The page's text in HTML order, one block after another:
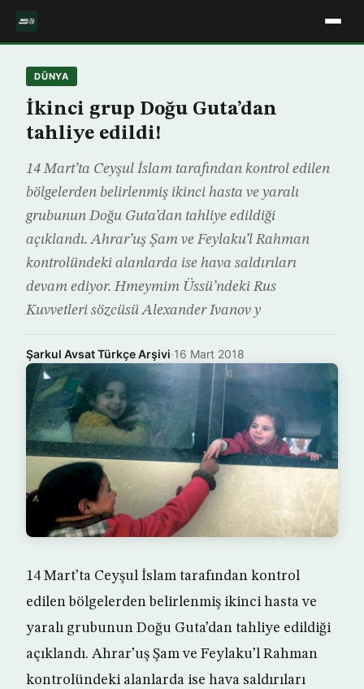
DÜNYA
İkinci grup Doğu Guta’dan
tahliye edildi!
14 Mart’ta Ceyşul İslam tarafından kontrol edilen
bölgelerden belirlenmiş ikinci hasta ve yaralı
grubunun Doğu Guta’dan tahliye edildiği
açıklandı. Ahrar’uş Şam ve Feylaku’l Rahman
kontrolündeki alanlarda ise hava saldırıları
devam ediyor. Hmeymim Üssü’ndeki Rus
Kuvvetleri sözcüsü Alexander Ivanov y
Şarkul Avsat Türkçe Arşivi·16 Mart 2018
14 Mart’ta Ceyşul İslam tarafından kontrol
edilen bölgelerden belirlenmiş ikinci hasta ve
yaralı grubunun Doğu Guta’dan tahliye edildiği
açıklandı. Ahrar’uş Şam ve Feylaku’l Rahman
kontrolündeki alanlarda ise hava saldırıları